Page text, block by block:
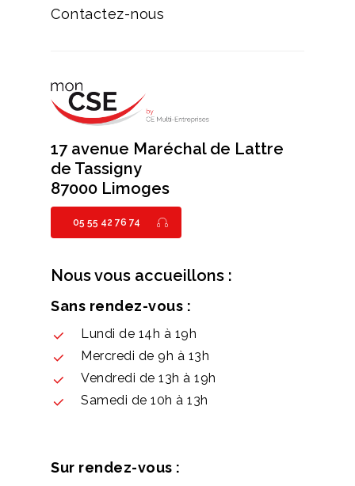
Contactez-nous
17 avenue Maréchal de Lattre
de Tassigny
87000 Limoges
05 55 42 76 74
Nous vous accueillons :
Sans rendez-vous :
Lundi de 14h à 19h
Mercredi de 9h à 13h
Vendredi de 13h à 19h
Samedi de 10h à 13h
Sur rendez-vous :